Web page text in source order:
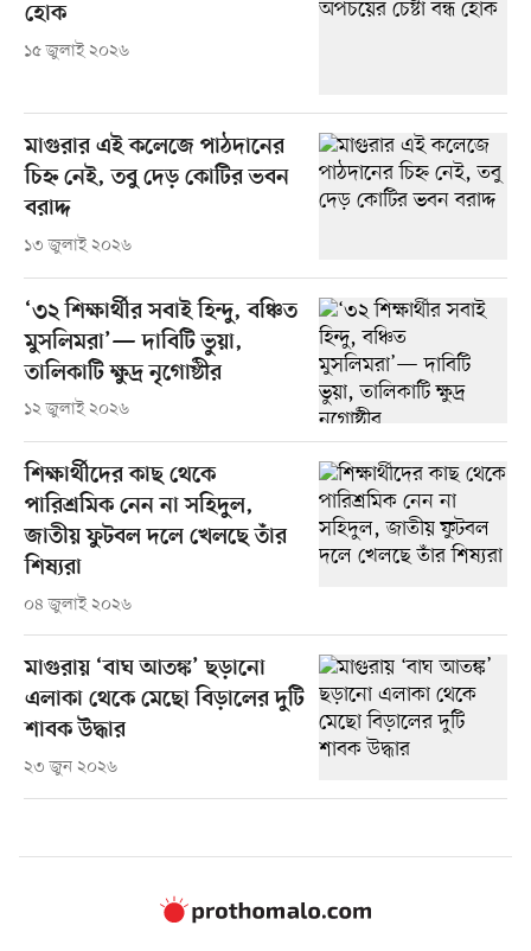
হোক
১৫ জুলাই ২০২৬
মাগুরার এই কলেজে পাঠদানের
চিহ্ন নেই, তবু দেড় কোটির ভবন
বরাদ্দ
১৩ জুলাই ২০২৬
‘৩২ শিক্ষার্থীর সবাই হিন্দু, বঞ্চিত
মুসলিমরা’— দাবিটি ভুয়া,
তালিকাটি ক্ষুদ্র নৃগোষ্ঠীর
১২ জুলাই ২০২৬
শিক্ষার্থীদের কাছ থেকে
পারিশ্রমিক নেন না সহিদুল,
জাতীয় ফুটবল দলে খেলছে তাঁর
শিষ্যরা
০৪ জুলাই ২০২৬
মাগুরায় ‘বাঘ আতঙ্ক’ ছড়ানো
এলাকা থেকে মেছো বিড়ালের দুটি
শাবক উদ্ধার
২৩ জুন ২০২৬